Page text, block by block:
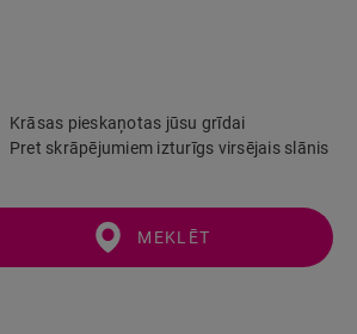
Krāsas pieskaņotas jūsu grīdai
Pret skrāpējumiem izturīgs virsējais slānis
MEKLĒT